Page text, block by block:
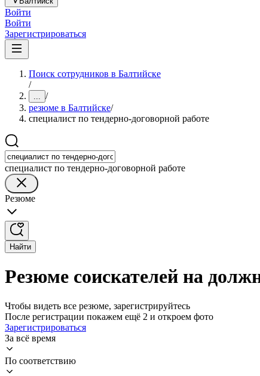
Войти
Войти
Зарегистрироваться
Поиск сотрудников в Балтийске
/
... /
резюме в Балтийске/
специалист по тендерно-договорной работе
специалист по тендерно-договорной работе
Резюме
Найти
Резюме соискателей на
Чтобы видеть все резюме, зарегистрируйтесь
После регистрации покажем ещё 2 и откроем фото
Зарегистрироваться
За всё время
По соответствию